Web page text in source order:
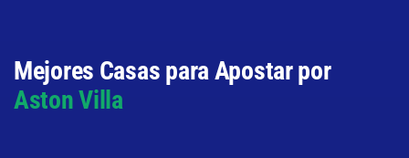
Mejores Casas para Apostar por
Aston Villa